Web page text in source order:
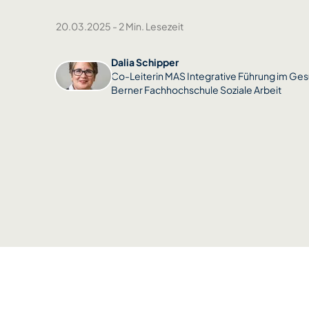
20.03.2025 - 2 Min. Lesezeit
Dalia Schipper
Co-Leiterin MAS Integrative Führung im
Berner Fachhochschule Soziale Arbeit